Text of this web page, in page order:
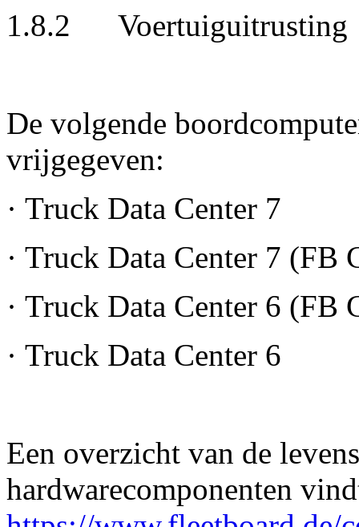
1.8.2 Voertuiguitrusting
De volgende
vrijgegeven:
· Truck Data Center 7
· Truck Data Center 7 (FB
· Truck Data Center 6 (FB
· Truck Data Center 6
Een overzicht van de
hardwarecomponenten